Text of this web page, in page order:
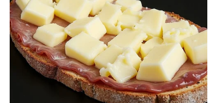
Neke žene donesu haos.
A neke mir.
Muškarac nikada ne zaboravlja ženu pored koje je mogao
biti ono što jeste.
Ženu pored koje nije morao glumiti snagu, savršenstvo ili